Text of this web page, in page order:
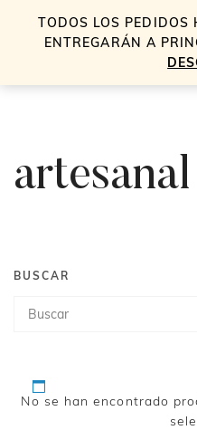
artesanal
BUSCAR
Búsqueda
No se han encontrado
TODOS LOS PEDIDOS
ENTREGARÁN A